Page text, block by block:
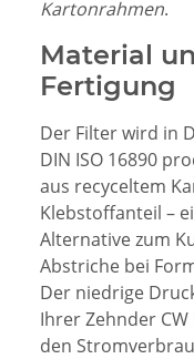
Kartonrahmen.
Material
Fertigung
Der Filter wird in
DIN ISO 16890
aus recyceltem
Klebstoffanteil –
Alternative zum
Abstriche bei
Der niedrige
Ihrer Zehnder
den